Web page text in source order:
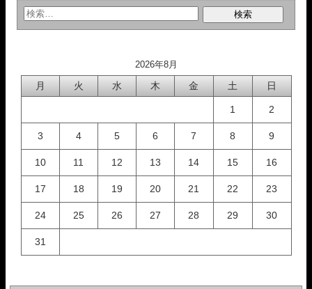
2026年8月
月 火 水 木 金 土 日
1 2
3 4 5 6 7 8 9
10 11 12 13 14 15 16
17 18 19 20 21 22 23
24 25 26 27 28 29 30
31